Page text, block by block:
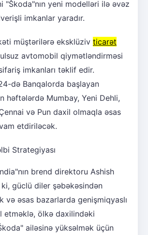
"Škoda"nın yeni modelləri ilə əvəz
imkanlar yaradır.
müştərilərə eksklüziv ticarət
avtomobil qiymətləndirməsi
imkanları təklif edir.
də Banqalorda başlayan
həftələrdə Mumbay, Yeni Dehli,
və Pun daxil olmaqla əsas
etdiriləcək.
Strategiyası
brend direktoru Ashish
güclü diler şəbəkəsindən
və əsas bazarlarda genişmiqyaslı
etməklə, ölkə daxilindəki
ailəsinə yüksəlmək üçün